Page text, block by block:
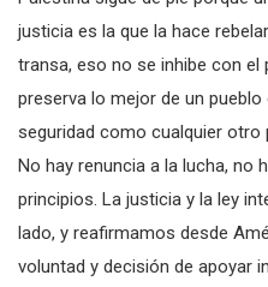
justicia es la que la hace
transa, eso no se inhibe con el
preserva lo mejor de un pueblo
seguridad como cualquier otro
No hay renuncia a la lucha, no
principios. La justicia y la ley
lado, y reafirmamos desde
voluntad y decisión de apoyar